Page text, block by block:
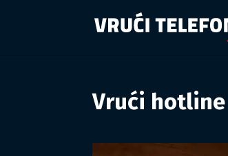
Vrući hotline